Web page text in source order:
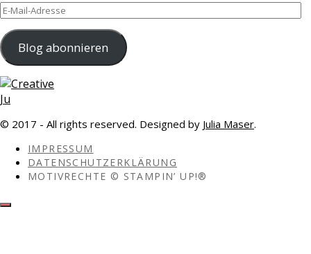
E-
Mail-
Adresse
Blog abonnieren
© 2017 - All rights reserved. Designed by Julia Maser.
IMPRESSUM
DATENSCHUTZERKLÄRUNG
MOTIVRECHTE © STAMPIN’ UP!®